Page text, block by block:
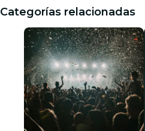
Categorías relacionadas